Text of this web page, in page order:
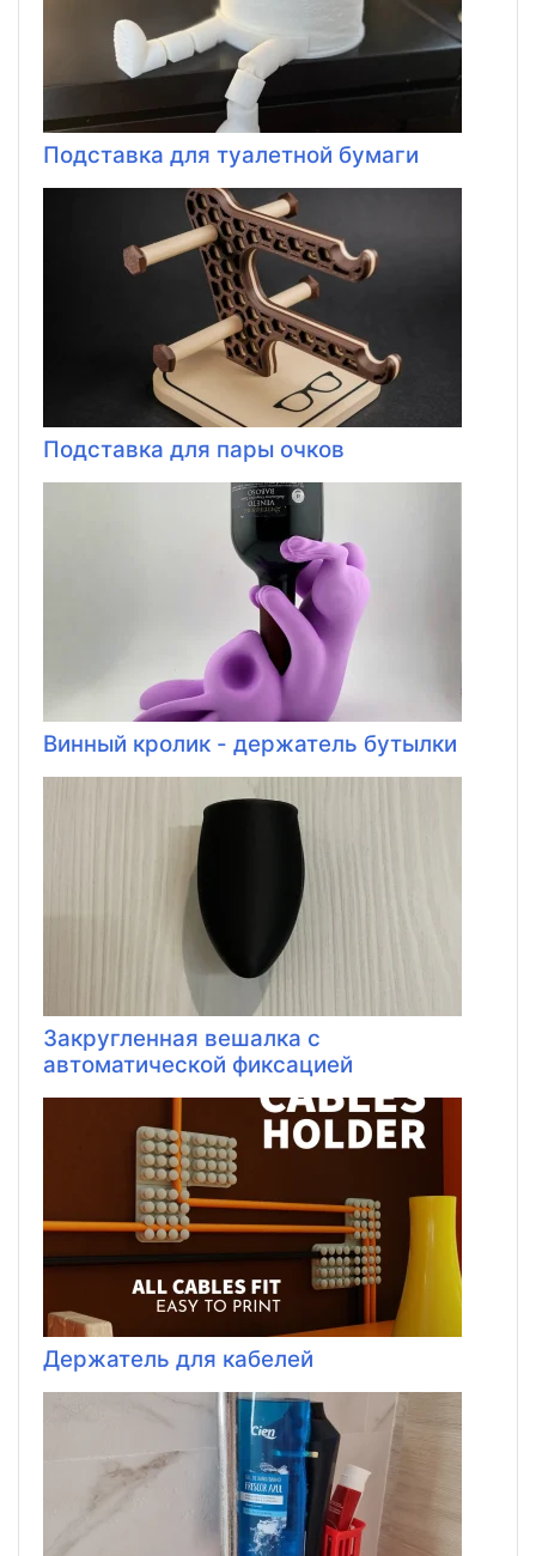
Подставка для туалетной бумаги
Подставка для пары очков
Винный кролик - держатель бутылки
Закругленная вешалка с
автоматической фиксацией
Держатель для кабелей